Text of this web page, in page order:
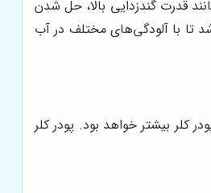
قدرت گندزدایی بالا، حل شدن
تا با آلودگی‌های مختلف در آب
کلر بیشتر خواهد بود. پودر کلر